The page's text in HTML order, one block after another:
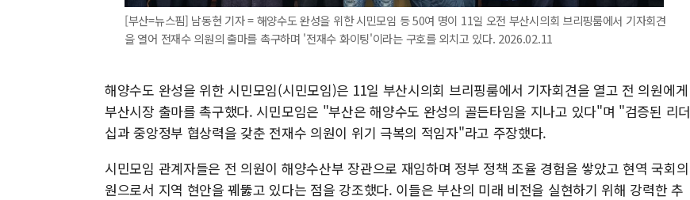
[부산=뉴스핌] 남동현 기자 = 해양수도 완성을 위한 시민모임 등 50여 명이 11일 오전 부산시의회 브리핑룸에서 기자회견
을 열어 전재수 의원의 출마를 촉구하며 '전재수 화이팅'이라는 구호를 외치고 있다. 2026.02.11
해양수도 완성을 위한 시민모임(시민모임)은 11일 부산시의회 브리핑룸에서 기자회견을 열고 전 의원에게
부산시장 출마를 촉구했다. 시민모임은 "부산은 해양수도 완성의 골든타임을 지나고 있다"며 "검증된 리더
십과 중앙정부 협상력을 갖춘 전재수 의원이 위기 극복의 적임자"라고 주장했다.
시민모임 관계자들은 전 의원이 해양수산부 장관으로 재임하며 정부 정책 조율 경험을 쌓았고 현역 국회의
원으로서 지역 현안을 꿰뚫고 있다는 점을 강조했다. 이들은 부산의 미래 비전을 실현하기 위해 강력한 추